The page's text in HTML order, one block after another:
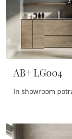
AB+ LG004